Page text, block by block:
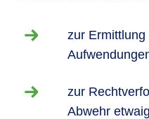
zur
zur
Abwehr